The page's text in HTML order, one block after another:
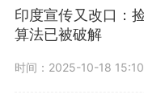
印度宣传又改口：
算法已被破解
时间：2025-10-18